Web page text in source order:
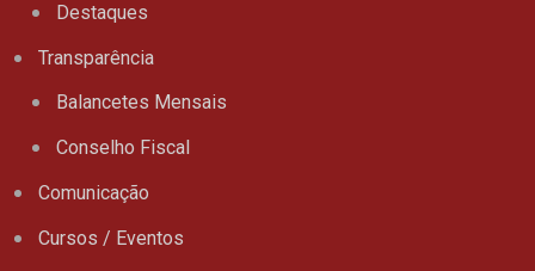
Destaques
Transparência
Balancetes Mensais
Conselho Fiscal
Comunicação
Cursos / Eventos